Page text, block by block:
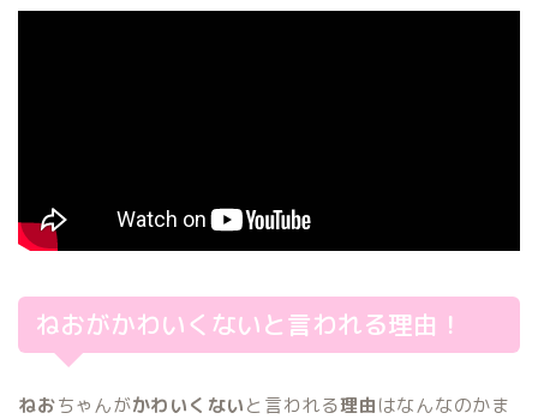
ねおがかわいくないと言われる理由！
ねおちゃんがかわいくないと言われる理由はなんなのかま